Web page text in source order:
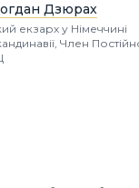
Дзюрах
екзарх у Німеччині
Член